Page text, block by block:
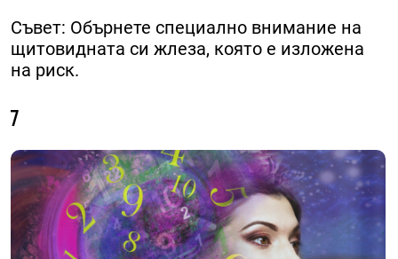
Съвет: Обърнете специално внимание на
щитовидната си жлеза, която е изложена
на риск.
7